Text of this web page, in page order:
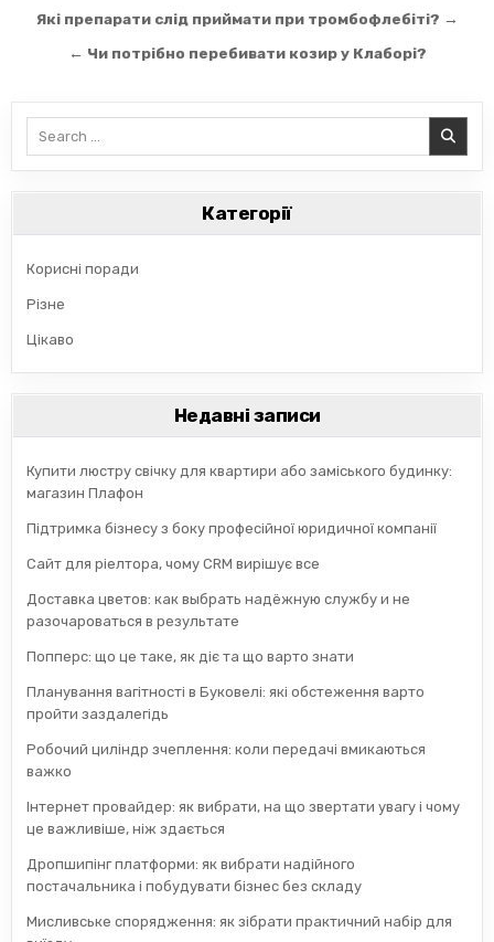
Навігація
записів
Які препарати слід приймати при тромбофлебіті? →
← Чи потрібно перебивати козир у Клаборі?
Категорії
Корисні поради
Різне
Цікаво
Недавні записи
Купити люстру свічку для квартири або заміського будинку:
магазин Плафон
Підтримка бізнесу з боку професійної юридичної компанії
Сайт для ріелтора, чому CRM вирішує все
Доставка цветов: как выбрать надёжную службу и не
разочароваться в результате
Попперс: що це таке, як діє та що варто знати
Планування вагітності в Буковелі: які обстеження варто
пройти заздалегідь
Робочий циліндр зчеплення: коли передачі вмикаються
важко
Інтернет провайдер: як вибрати, на що звертати увагу і чому
це важливіше, ніж здається
Дропшипінг платформи: як вибрати надійного
постачальника і побудувати бізнес без складу
Мисливське спорядження: як зібрати практичний набір для